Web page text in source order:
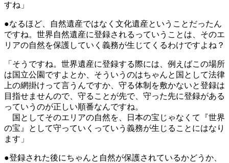
すね」
●なるほど、自然遺産ではなく文化遺産ということだったん
ですね。世界自然遺産に登録されるっていうことは、そのエ
リアの自然を保護していく義務が生じてくるわけですよね？
「そうですね。世界遺産に登録する際には、例えばこの場所
は国立公園ですよとか、そういうのはちゃんと国として法律
上の網掛けって言うんですか、守る体制を敷かないと登録は
目指せませんので、守ることが先で、守った先に登録がある
っていうのが正しい順番なんですね。
国としてそのエリアの自然を、日本の宝じゃなくて『世界
の宝』として守っていくっていう義務が生じることにはなり
ます」
●登録された後にちゃんと自然が保護されているかどうか、